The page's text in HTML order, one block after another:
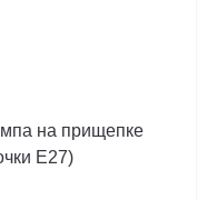
на прищепке
E27)